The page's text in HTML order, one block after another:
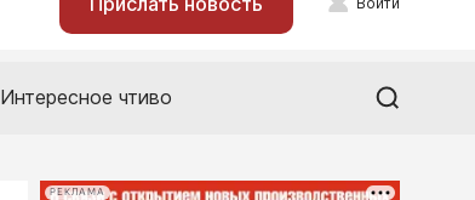
Интересное чтиво
РЕКЛАМА